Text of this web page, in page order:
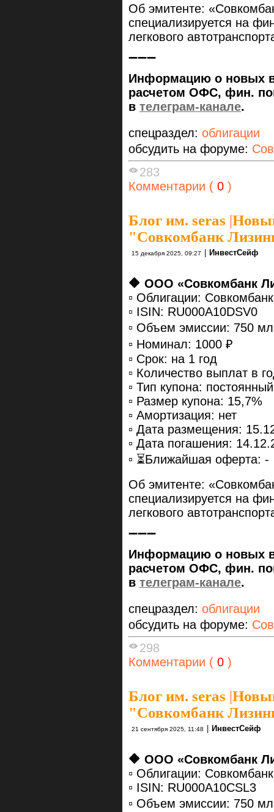
Об эмитенте:
специализируется на
легкового
➖➖➖
Информацию о новых
расчетом ОФС, фин.
в телеграм-канале.
спецраздел: облигации
обсудить на форуме:
283
Комментарии ( 0 )
Блог им. seras |
"Совкомбанк
15 декабря 2025, 09:27 ИнвестСейф
🔶 ООО «Совкомбанк
▫️ Облигации:
▫️ ISIN: RU000A10DSV0
▫️ Объем эмиссии: 750
▫️ Номинал: 1000 ₽
▫️ Срок: на 1 год
▫️ Количество выплат в
▫️ Тип купона: постоянный
▫️ Размер купона: 15,7%
▫️ Амортизация: нет
▫️ Дата размещения:
▫️ Дата погашения:
▫️ ⏳Ближайшая оферта: -
Об эмитенте:
специализируется на
легкового
➖➖➖
Информацию о новых
расчетом ОФС, фин.
в телеграм-канале.
спецраздел: облигации
обсудить на форуме:
298
Комментарии ( 0 )
Блог им. seras |
"Совкомбанк
21 сентября 2025, 11:48 ИнвестСейф
🔶 ООО «Совкомбанк
▫️ Облигации:
▫️ ISIN: RU000A10CSL3
▫️ Объем эмиссии: 750